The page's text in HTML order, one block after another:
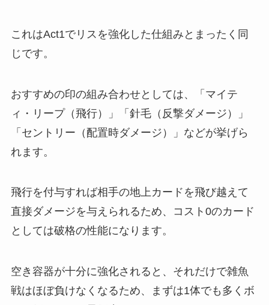
これはAct1でリスを強化した仕組みとまったく同
じです。
おすすめの印の組み合わせとしては、「マイテ
ィ・リープ（飛行）」「針毛（反撃ダメージ）」
「セントリー（配置時ダメージ）」などが挙げら
れます。
飛行を付与すれば相手の地上カードを飛び越えて
直接ダメージを与えられるため、コスト0のカード
としては破格の性能になります。
空き容器が十分に強化されると、それだけで雑魚
戦はほぼ負けなくなるため、まずは1体でも多くボ